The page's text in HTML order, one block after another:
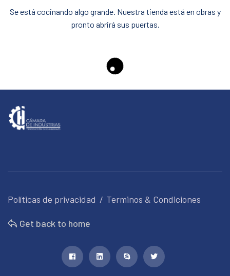
Se está cocinando algo grande. Nuestra tienda está en obras y
pronto abrirá sus puertas.
Políticas de privacidad Terminos & Condiciones
Get back to home